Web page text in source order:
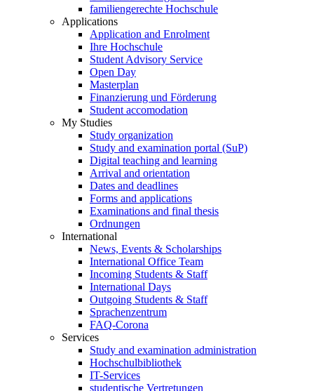
familiengerechte Hochschule
Applications
Application and Enrolment
Ihre Hochschule
Student Advisory Service
Open Day
Masterplan
Finanzierung und Förderung
Student accomodation
My Studies
Study organization
Study and examination portal (SuP)
Digital teaching and learning
Arrival and orientation
Dates and deadlines
Forms and applications
Examinations and final thesis
Ordnungen
International
News, Events & Scholarships
International Office Team
Incoming Students & Staff
International Days
Outgoing Students & Staff
Sprachenzentrum
FAQ-Corona
Services
Study and examination administration
Hochschulbibliothek
IT-Services
studentische Vertretungen